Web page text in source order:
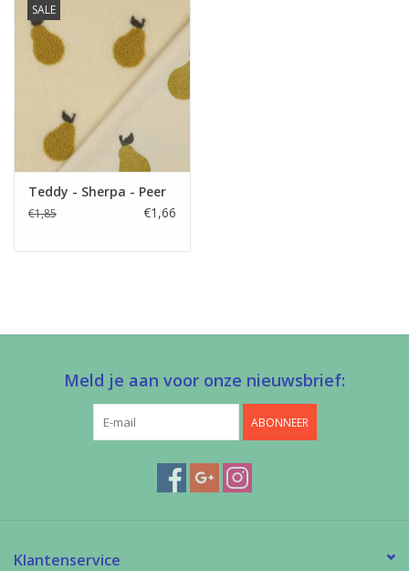
SALE
Teddy - Sherpa - Peer
€1,85 €1,66
Meld je aan voor onze nieuwsbrief:
ABONNEER
Klantenservice